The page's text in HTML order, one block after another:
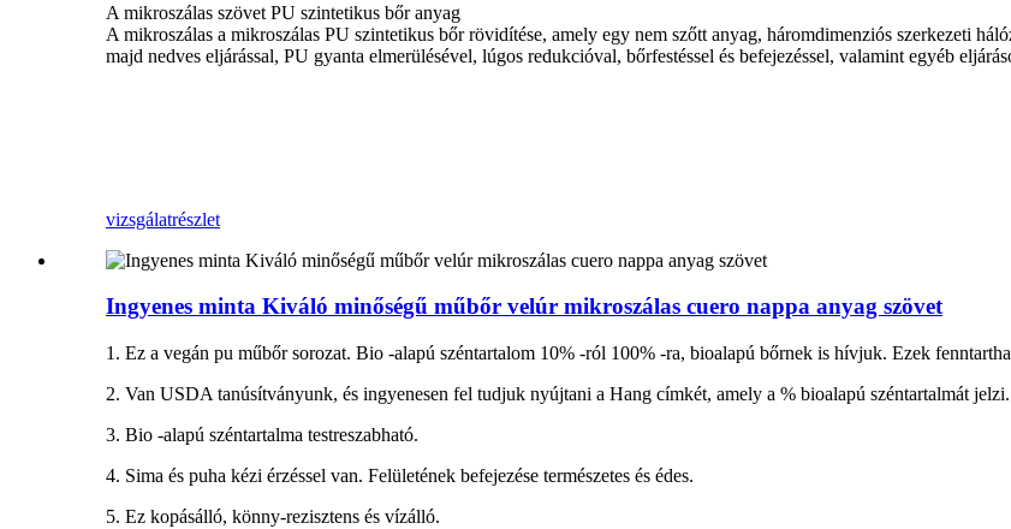
A mikroszálas szövet PU szintetikus bőr anyag
A mikroszálas a mikroszálas PU szintetikus bőr rövidítése, amely egy nem szőtt anyag, háromdimenziós szerkezeti
majd nedves eljárással, PU gyanta elmerülésével, lúgos redukcióval, bőrfestéssel és befejezéssel, valamint egyéb
vizsgálatrészlet
Ingyenes minta Kiváló minőségű műbőr velúr mikroszálas cuero nappa anyag szövet
1. Ez a vegán pu műbőr sorozat. Bio -alapú széntartalom 10% -ról 100% -ra, bioalapú bőrnek is hívjuk. Ezek
2. Van USDA tanúsítványunk, és ingyenesen fel tudjuk nyújtani a Hang címkét, amely a % bioalapú széntartalmát jelzi.
3. Bio -alapú széntartalma testreszabható.
4. Sima és puha kézi érzéssel van. Felületének befejezése természetes és édes.
5. Ez kopásálló, könny-rezisztens és vízálló.